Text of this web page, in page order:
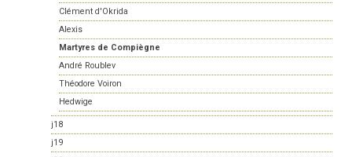
Clément d'Okrida
Alexis
Martyres de Compiègne
André Roublev
Théodore Voiron
Hedwige
j18
j19